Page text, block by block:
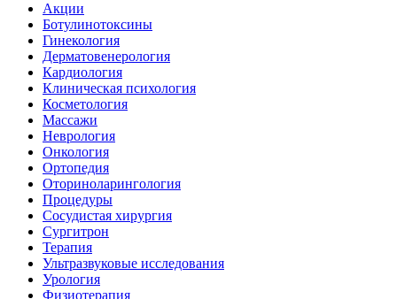
Акции
Ботулинотоксины
Гинекология
Дерматовенерология
Кардиология
Клиническая психология
Косметология
Массажи
Неврология
Онкология
Ортопедия
Оториноларингология
Процедуры
Сосудистая хирургия
Сургитрон
Терапия
Ультразвуковые исследования
Урология
Физиотерапия